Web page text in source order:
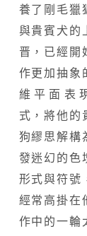
養了剛毛獵
與貴賓犬的
晋，已經開
作更加抽象
維平面表
式，將他的
狗繆思解構
發迷幻的色
形式與符號
經常高掛在
作中的一輪